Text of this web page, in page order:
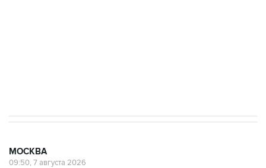
МОСКВА
09:50, 7 августа 2026